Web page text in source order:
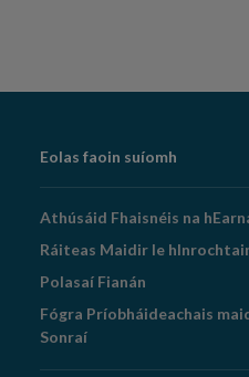
Footer
Navigation
Eolas faoin suíomh
Athúsáid Fhaisnéis na
Ráiteas Maidir le
Polasaí Fianán
Fógra Príobháideachais
Sonraí